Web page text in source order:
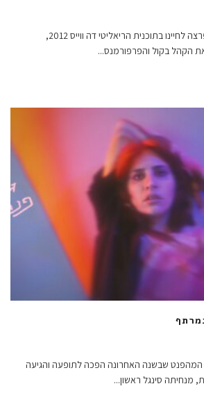
הזמרת והיוצרת ג'ני פנקין פרצה לחיינו בתוכנית הריאליטי דה ווייס 2012,
הקהל בקול והפרפורמנס...
המהפנט שבשנה האחרונה הפכה לתופעה והגיעה
מנחיתה סינגל ראשון...